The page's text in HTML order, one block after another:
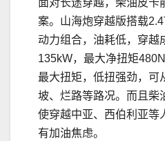
面对长途穿越，柴油皮卡
案。山海炮穿越版搭载
动力组合，油耗低，穿越
135kW，最大净扭矩
最大扭矩，低扭强劲，可
坡、烂路等路况。而且柴
使穿越中亚、西伯利亚等
有加油焦虑。